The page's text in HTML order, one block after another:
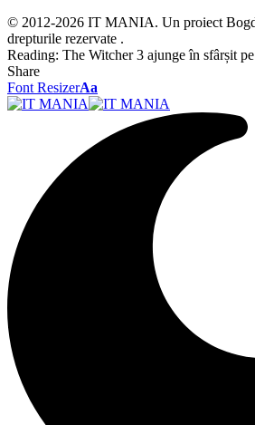
© 2012-2026 IT MANIA. Un proiect
drepturile rezervate .
Reading: The Witcher 3 ajunge în sfârșit
Share
Font ResizerAa